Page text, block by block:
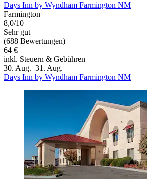
Days Inn by Wyndham Farmington NM
Farmington
8,0/10
Sehr gut
(688 Bewertungen)
64 €
inkl. Steuern & Gebühren
30. Aug.–31. Aug.
Days Inn by Wyndham Farmington NM